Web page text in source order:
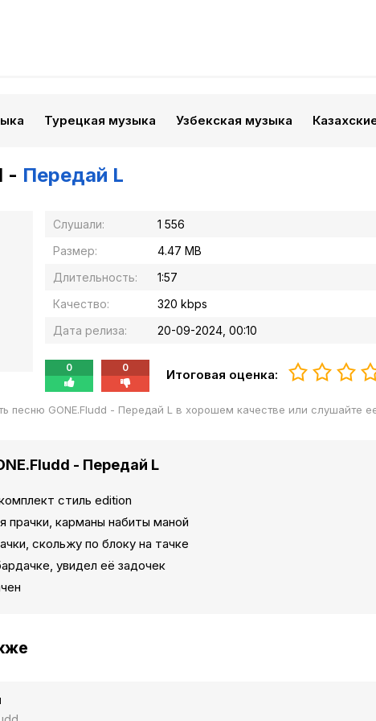
Турецкая музыка Узбекская музыка
- Передай L
Слушали:
1 556
Размер:
4.47 MB
Длительность:
1:57
Качество:
320 kbps
Дата релиза:
20-09-2024, 00:10
0 0 Итоговая оценка:
песню GONE.Fludd - Передай L в хорошем качестве или слушайте
- Передай L
стиль edition
прачки, карманы набиты маной
скольжу по блоку на тачке
увидел её задочек